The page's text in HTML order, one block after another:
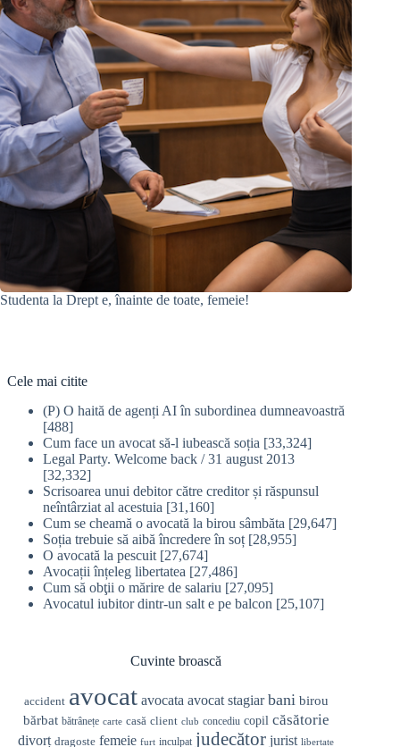
Studenta la Drept e, înainte de toate, femeie!
Cele mai citite
(P) O haită de agenți AI în subordinea dumneavoastră
[488]
Cum face un avocat să-l iubească soția [33,324]
Legal Party. Welcome back / 31 august 2013
[32,332]
Scrisoarea unui debitor către creditor și răspunsul
neîntârziat al acestuia [31,160]
Cum se cheamă o avocată la birou sâmbăta [29,647]
Soția trebuie să aibă încredere în soț [28,955]
O avocată la pescuit [27,674]
Avocații înțeleg libertatea [27,486]
Cum să obţii o mărire de salariu [27,095]
Avocatul iubitor dintr-un salt e pe balcon [25,107]
Cuvinte broască
accident avocat avocata avocat stagiar bani birou
bărbat bătrânețe carte casă client club concediu copil căsătorie
divorț dragoste femeie furt inculpat judecător jurist libertate